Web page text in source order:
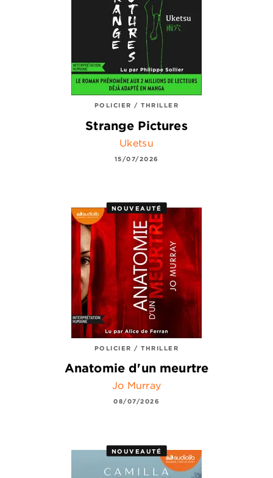
POLICIER / THRILLER
Strange Pictures
Uketsu
15/07/2026
NOUVEAUTÉ
POLICIER / THRILLER
Anatomie d'un meurtre
Jo Murray
08/07/2026
NOUVEAUTÉ